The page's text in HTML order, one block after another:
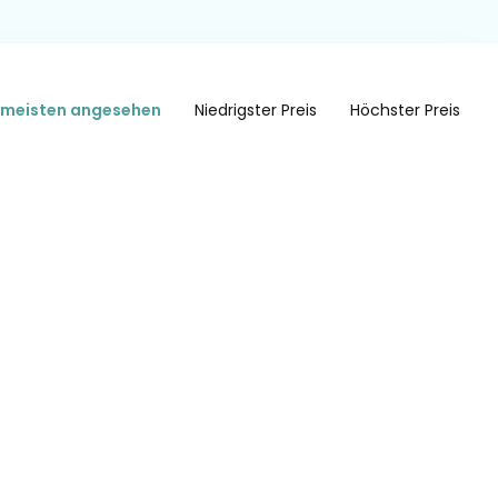
angesehen Niedrigster Preis Höchster Preis